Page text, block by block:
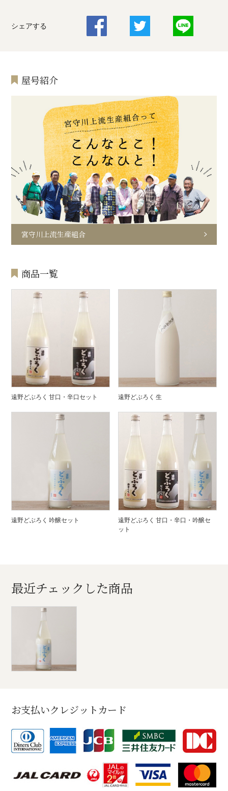
シェアする
屋号紹介
宮守川上流生産組合
商品一覧
遠野どぶろく 甘口・辛口セット 遠野どぶろく 生
遠野どぶろく 吟醸セット
遠野どぶろく 甘口・辛口・吟醸セ
ット
最近チェックした商品
お支払いクレジットカード